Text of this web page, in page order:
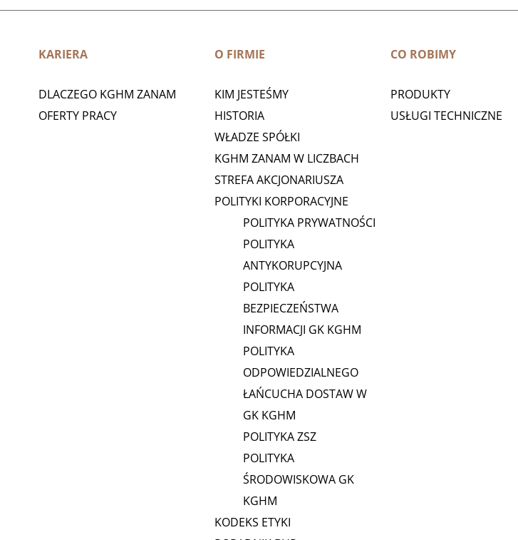
KARIERA
DLACZEGO KGHM ZANAM
OFERTY PRACY
O FIRMIE
KIM JESTEŚMY
HISTORIA
WŁADZE SPÓŁKI
KGHM ZANAM W LICZBACH
STREFA AKCJONARIUSZA
POLITYKI KORPORACYJNE
POLITYKA PRYWATNOŚCI
POLITYKA
ANTYKORUPCYJNA
POLITYKA
BEZPIECZEŃSTWA
INFORMACJI GK KGHM
POLITYKA
ODPOWIEDZIALNEGO
ŁAŃCUCHA DOSTAW W
GK KGHM
POLITYKA ZSZ
POLITYKA
ŚRODOWISKOWA GK
KGHM
KODEKS ETYKI
CO ROBIMY
PRODUKTY
USŁUGI TECHNICZNE